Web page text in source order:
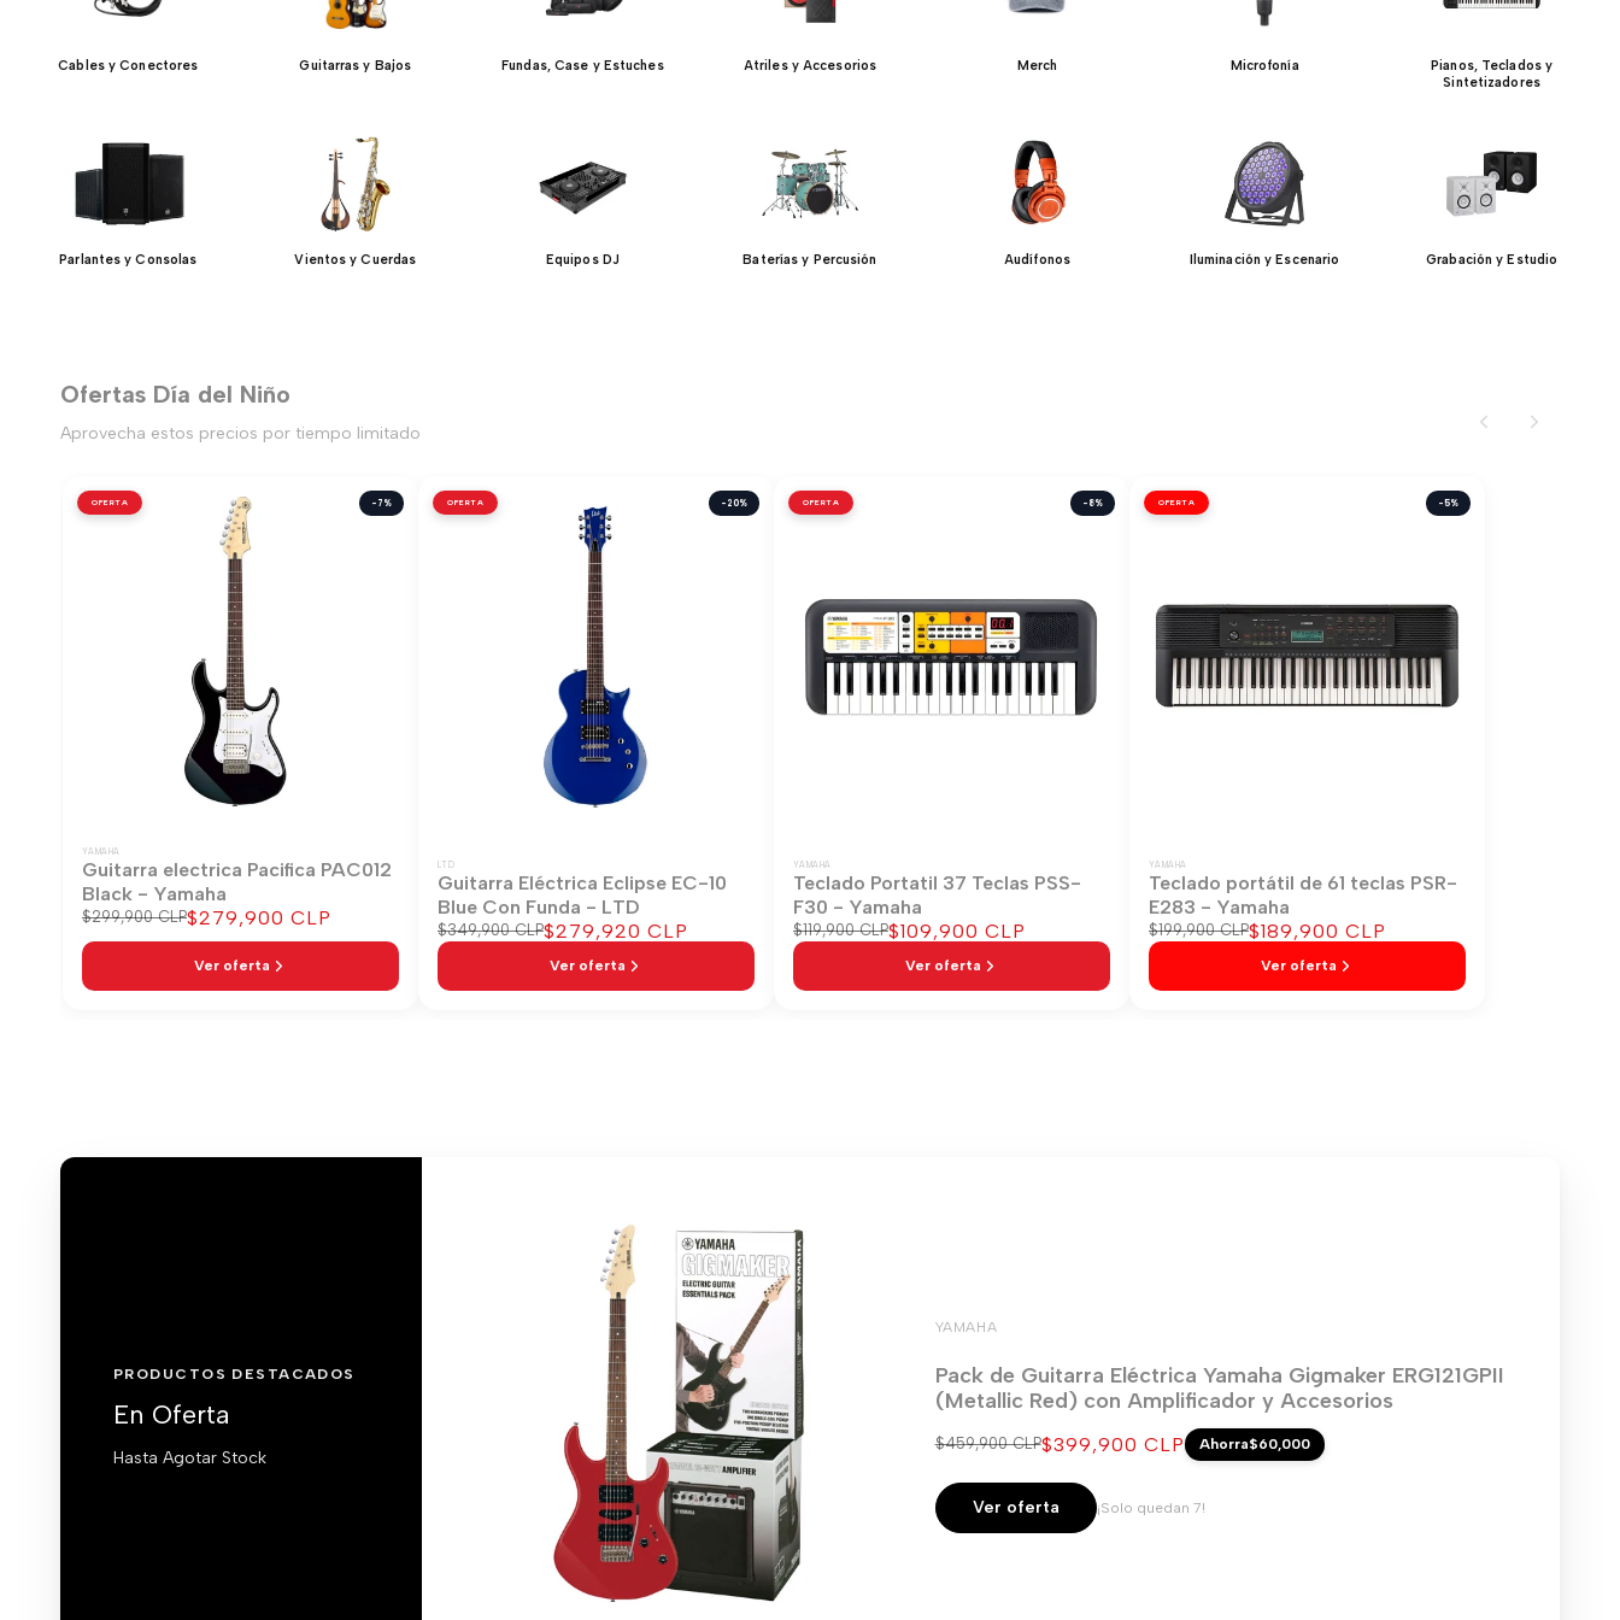
Cables y Conectores Guitarras y Bajos Fundas, Case y Estuches Atriles y Accesorios Merch Microfonía
Pianos, Teclados y
Sintetizadores
Parlantes y Consolas Vientos y Cuerdas Equipos DJ Baterías y Percusión Audífonos Iluminación y Escenario Grabación y Estudio
Ofertas Día del Niño
Aprovecha estos precios por tiempo limitado
OFERTA -7%
YAMAHA
Guitarra electrica Pacifica PAC012
Black - Yamaha
Precio
$299,900 CLPPrecio
de
venta
$279,900 CLP
Ver oferta
OFERTA -20%
LTD
Guitarra Eléctrica Eclipse EC-10
Blue Con Funda - LTD
Precio
regular
$349,900 CLPPrecio
venta
$279,920 CLP
Ver oferta
OFERTA -8%
YAMAHA
Teclado Portatil 37 Teclas PSS-
F30 - Yamaha
Precio
regular
$119,900 CLPPrecio
venta
$109,900 CLP
Ver oferta
OFERTA -5%
YAMAHA
Teclado portátil de 61 teclas PSR-
E283 - Yamaha
Precio
regular
$199,900 CLPPrecio
venta
$189,900 CLP
Ver oferta
PRODUCTOS DESTACADOS
En Oferta
Hasta Agotar Stock
YAMAHA
Pack de Guitarra Eléctrica Yamaha Gigmaker ERG121GPII
(Metallic Red) con Amplificador y Accesorios
Precio
$459,900 CLPPrecio
venta
$399,900 CLP Ahorra$60,000
Ver oferta ¡Solo quedan 7!